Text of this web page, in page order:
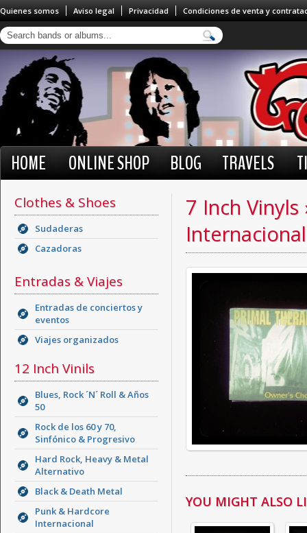
Quienes somos Aviso legal Privacidad Condiciones de venta y
HOME ONLINE SHOP BLOG TRAVELS
Clothes & Shoes
Sudaderas
Cazadoras
Entradas & Viajes
Entradas de conciertos y
eventos
Viajes organizados
12 Inch Vinils
Blues, Rock ´N´ Roll & Años
50
Rock de los 60 y 70,
Sinfónico & Progresivo
Hard Rock, Heavy & Metal
Alternativo
Black & Death Metal
Punk & Hardcore
Internacional
7 Inch Vinyls
Internacional
YOU MIGHT ALSO